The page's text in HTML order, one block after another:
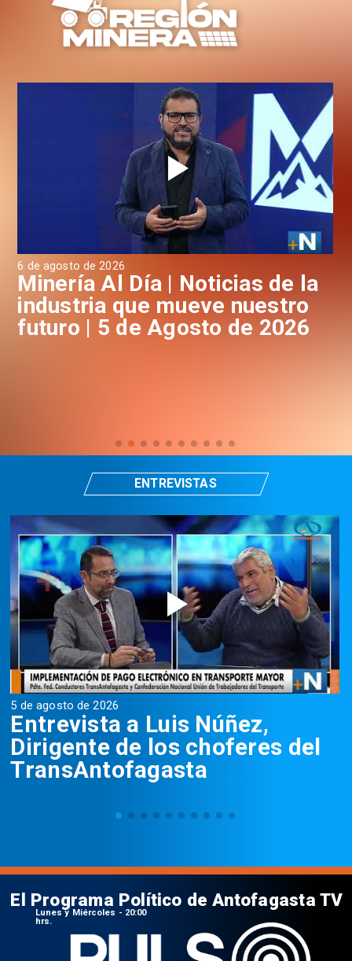
agosto de 2026
Al Día | Noticias de la
que mueve nuestro
| 5 de Agosto de 2026
5 de agosto de 2026
Entrevista a Luis Núñez,
Dirigente de los choferes del
TransAntofagasta
ENTREVISTAS
El Programa Político de Antofagasta TV
Lunes y Miércoles - 20:00
hrs.